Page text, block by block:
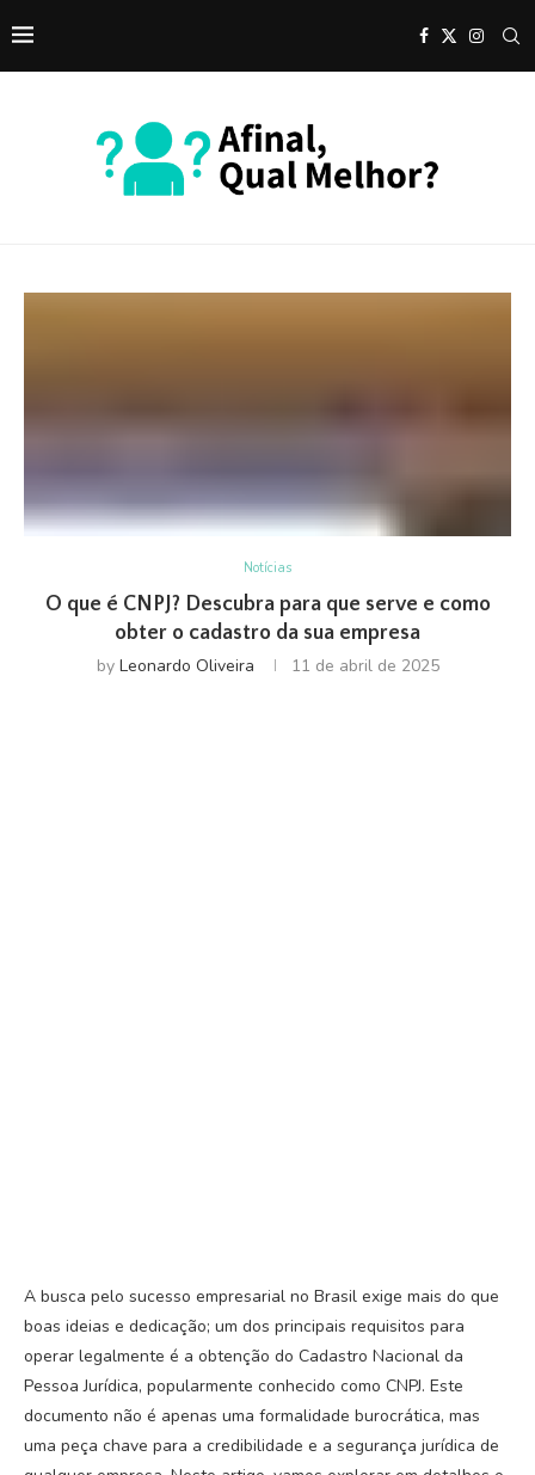
Notícias
O que é CNPJ? Descubra para que serve e como
obter o cadastro da sua empresa
by Leonardo Oliveira 11 de abril de 2025
A busca pelo sucesso empresarial no Brasil exige mais do que
boas ideias e dedicação; um dos principais requisitos para
operar legalmente é a obtenção do Cadastro Nacional da
Pessoa Jurídica, popularmente conhecido como CNPJ. Este
documento não é apenas uma formalidade burocrática, mas
uma peça chave para a credibilidade e a segurança jurídica de